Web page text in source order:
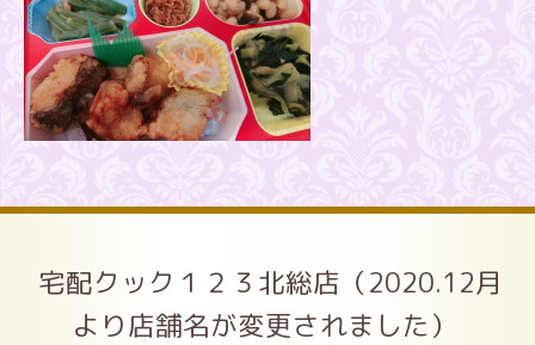
宅配クック１２３北総店（2020.12月
より店舗名が変更されました）